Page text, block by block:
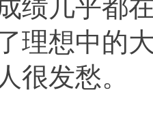
绩几乎都
理想中的
很发愁。